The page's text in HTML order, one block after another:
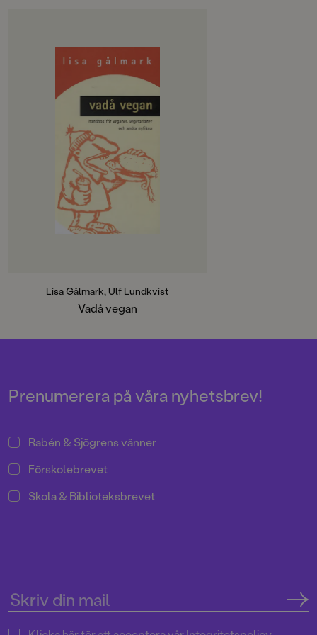
Lisa Gålmark, Ulf Lundkvist
Vadå vegan
Prenumerera på våra nyhetsbrev!
Rabén & Sjögrens vänner
Förskolebrevet
Skola & Biblioteksbrevet